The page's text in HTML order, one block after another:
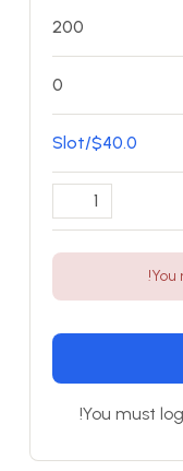
200
0
$40.0/Slot
You
You must